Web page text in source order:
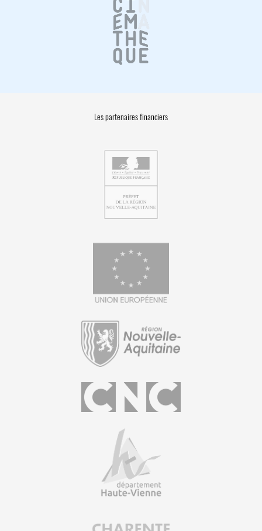
Les partenaires financiers